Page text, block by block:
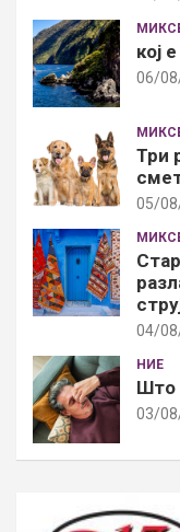
кој
06/
Три
05/
04/
НИЕ
Што
03/